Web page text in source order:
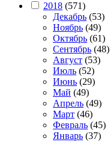
2018 (571)
Декабрь (53)
Ноябрь (49)
Октябрь (61)
Сентябрь (48)
Август (53)
Июль (52)
Июнь (29)
Май (49)
Апрель (49)
Март (46)
Февраль (45)
Январь (37)